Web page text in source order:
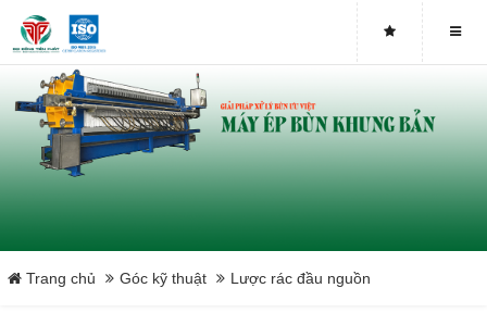
Buy genuine sludge press machines
Belt Press
Screw Press
Máy sấy bùn
Trang chủ Góc kỹ thuật Lược rác đầu nguồn